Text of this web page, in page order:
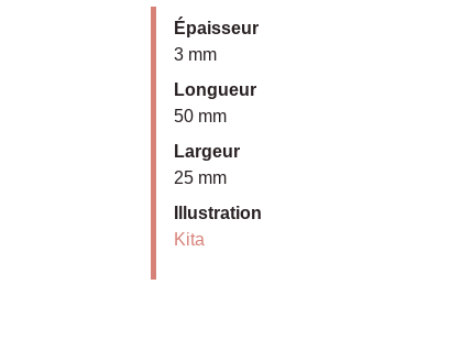
Épaisseur
3 mm
Longueur
50 mm
Largeur
25 mm
Illustration
Kita